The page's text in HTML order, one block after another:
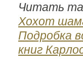
Читать
Хохот
Подробка
книг